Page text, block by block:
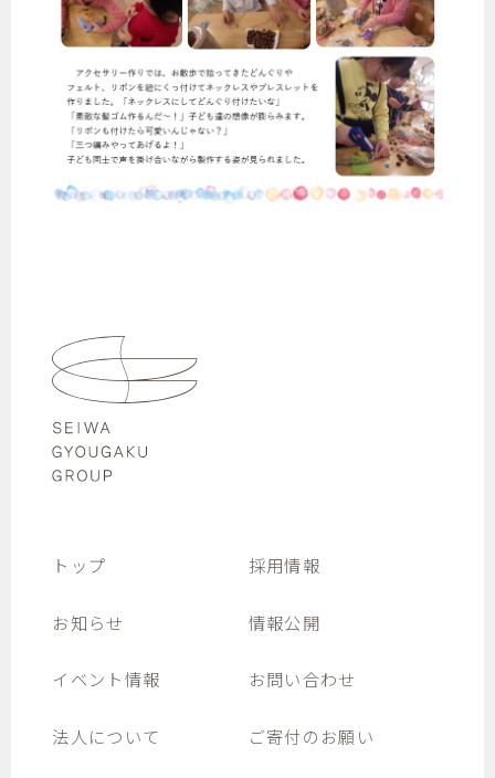
トップ
お知らせ
イベント情報
法人について
採用情報
情報公開
お問い合わせ
ご寄付のお願い